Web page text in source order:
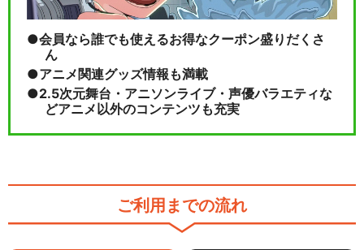
会員なら誰でも使えるお得なクーポン盛りだくさ
ん
アニメ関連グッズ情報も満載
2.5次元舞台・アニソンライブ・声優バラエティな
どアニメ以外のコンテンツも充実
ご利用までの流れ